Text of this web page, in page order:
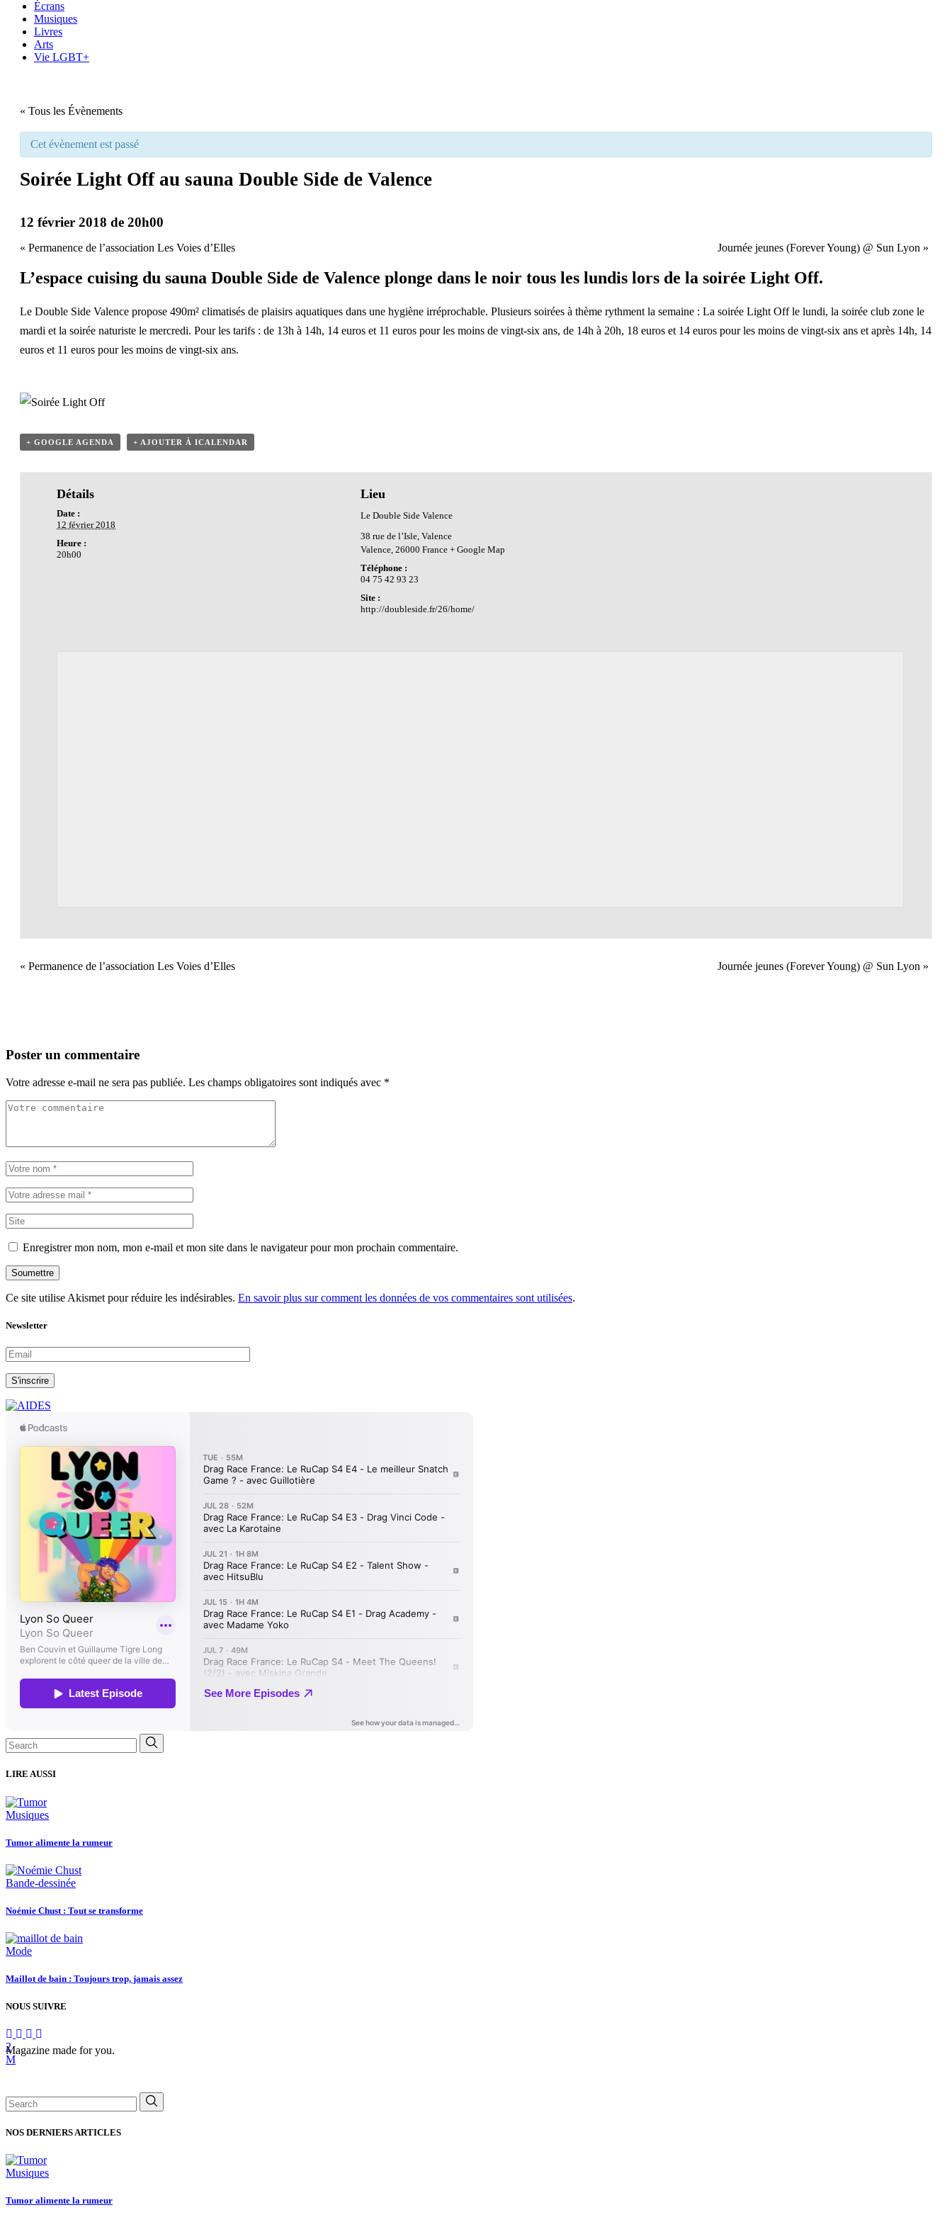
Écrans
Musiques
Livres
Arts
Vie LGBT+
« Tous les Évènements
Cet évènement est passé
Soirée Light Off au sauna Double Side de Valence
12 février 2018 de 20h00
« Permanence de l’association Les Voies d’Elles Journée jeunes (Forever Young) @ Sun Lyon »
L’espace cuising du sauna Double Side de Valence plonge dans le noir tous les lundis lors de la soirée Light Off.
Le Double Side Valence propose 490m² climatisés de plaisirs aquatiques dans une hygiène irréprochable. Plusieurs soirées à thème rythment la semaine : La soirée Light Off le lundi, la soirée club zone le
mardi et la soirée naturiste le mercredi. Pour les tarifs : de 13h à 14h, 14 euros et 11 euros pour les moins de vingt-six ans, de 14h à 20h, 18 euros et 14 euros pour les moins de vingt-six ans et après 14h, 14
euros et 11 euros pour les moins de vingt-six ans.
+ GOOGLE AGENDA + AJOUTER À ICALENDAR
Détails
Date :
12 février 2018
Heure :
20h00
Lieu
Le Double Side Valence
38 rue de l’Isle, Valence
Valence 26000 France + Google Map
Téléphone :
04 75 42 93 23
Site :
http://doubleside.fr/26/home/
« Permanence de l’association Les Voies d’Elles Journée jeunes (Forever Young) @ Sun Lyon »
Poster un commentaire
Votre adresse e-mail ne sera pas publiée. Les champs obligatoires sont indiqués avec *
Enregistrer mon nom, mon e-mail et mon site dans le navigateur pour mon prochain commentaire.
Soumettre
Ce site utilise Akismet pour réduire les indésirables. En savoir plus sur comment les données de vos commentaires sont utilisées.
Newsletter
S'inscrire
Search
for:
LIRE AUSSI
Musiques
Tumor alimente la rumeur
Bande-dessinée
Noémie Chust : Tout se transforme
Mode
Maillot de bain : Toujours trop, jamais assez
NOUS SUIVRE
Magazine made for you.
Search
for:
NOS DERNIERS ARTICLES
Musiques
Tumor alimente la rumeur